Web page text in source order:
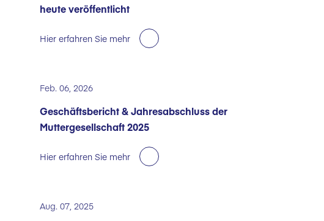
heute veröffentlicht
Hier erfahren Sie mehr
Feb. 06, 2026
Geschäftsbericht & Jahresabschluss der
Muttergesellschaft 2025
Hier erfahren Sie mehr
Aug. 07, 2025